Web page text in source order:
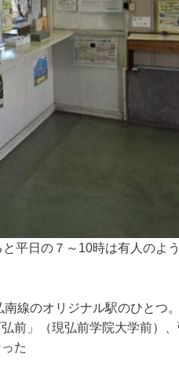
平日の７～10時は有人のよう
線のオリジナル駅のひとつ
前」（現弘前学院大学前）
た